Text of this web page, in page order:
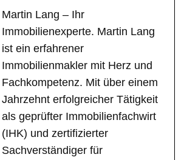
Martin Lang – Ihr
Immobilienexperte. Martin Lang
ist ein erfahrener
Immobilienmakler mit Herz und
Fachkompetenz. Mit über einem
Jahrzehnt erfolgreicher Tätigkeit
als geprüfter Immobilienfachwirt
(IHK) und zertifizierter
Sachverständiger für